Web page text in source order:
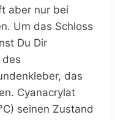
aber nur bei
Um das Schloss
Du Dir
des
das
Cyanacrylat
seinen Zustand